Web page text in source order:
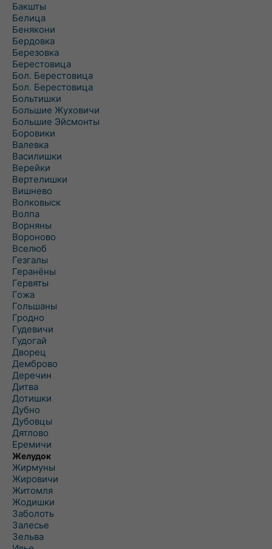
Бакшты
Белица
Бенякони
Бердовка
Березовка
Берестовица
Бол. Берестовица
Бол. Берестовица
Больтишки
Большие Жуховичи
Большие Эйсмонты
Боровики
Валевка
Василишки
Верейки
Вертелишки
Вишнево
Волковыск
Волпа
Ворняны
Вороново
Вселюб
Гезгалы
Геранёны
Гервяты
Гожа
Гольшаны
Гродно
Гудевичи
Гудогай
Дворец
Демброво
Деречин
Дитва
Дотишки
Дубно
Дубовцы
Дятлово
Еремичи
Желудок
Жирмуны
Жировичи
Житомля
Жодишки
Заболоть
Залесье
Зельва